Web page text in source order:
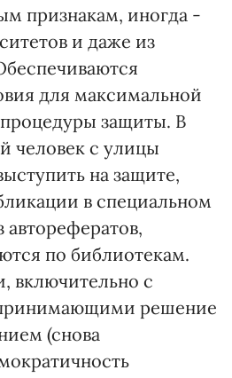
признакам, иногда -
и даже из
для максимальной
защиты. В
человек с улицы
на защите,
в специальном
по библиотекам.
включительно с
решение
(снова